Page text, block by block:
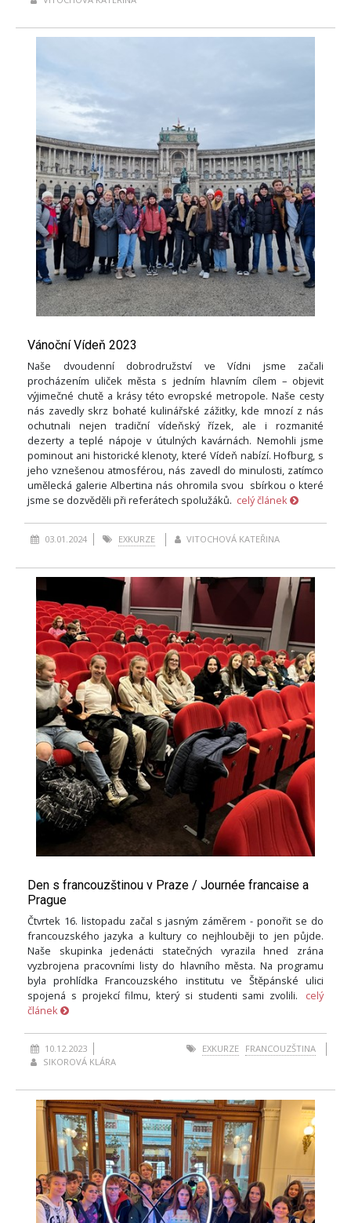
Vánoční Vídeň 2023
Naše dvoudenní dobrodružství ve Vídni jsme začali
procházením uliček města s jedním hlavním cílem – objevit
výjimečné chutě a krásy této evropské metropole. Naše cesty
nás zavedly skrz bohaté kulinářské zážitky, kde mnozí z nás
ochutnali nejen tradiční vídeňský řízek, ale i rozmanité
dezerty a teplé nápoje v útulných kavárnách. Nemohli jsme
pominout ani historické klenoty, které Vídeň nabízí. Hofburg, s
jeho vznešenou atmosférou, nás zavedl do minulosti, zatímco
umělecká galerie Albertina nás ohromila svou sbírkou o které
jsme se dozvěděli při referátech spolužáků. celý článek
03.01.2024 EXKURZE VITOCHOVÁ KATEŘINA
Den s francouzštinou v Praze / Journée francaise a
Prague
Čtvrtek 16. listopadu začal s jasným záměrem - ponořit se do
francouzského jazyka a kultury co nejhlouběji to jen půjde.
Naše skupinka jedenácti statečných vyrazila hned zrána
vyzbrojena pracovními listy do hlavního města. Na programu
byla prohlídka Francouzského institutu ve Štěpánské ulici
spojená s projekcí filmu, který si studenti sami zvolili.
celý
článek
10.12.2023 EXKURZE FRANCOUZŠTINA
SIKOROVÁ KLÁRA